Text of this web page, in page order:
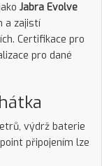
Jabra Evolve
a zajistí
Certifikace pro
pro dané
výdrž baterie
připojením lze